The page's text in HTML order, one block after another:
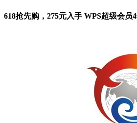
618抢先购，275元入手 WPS超级会员